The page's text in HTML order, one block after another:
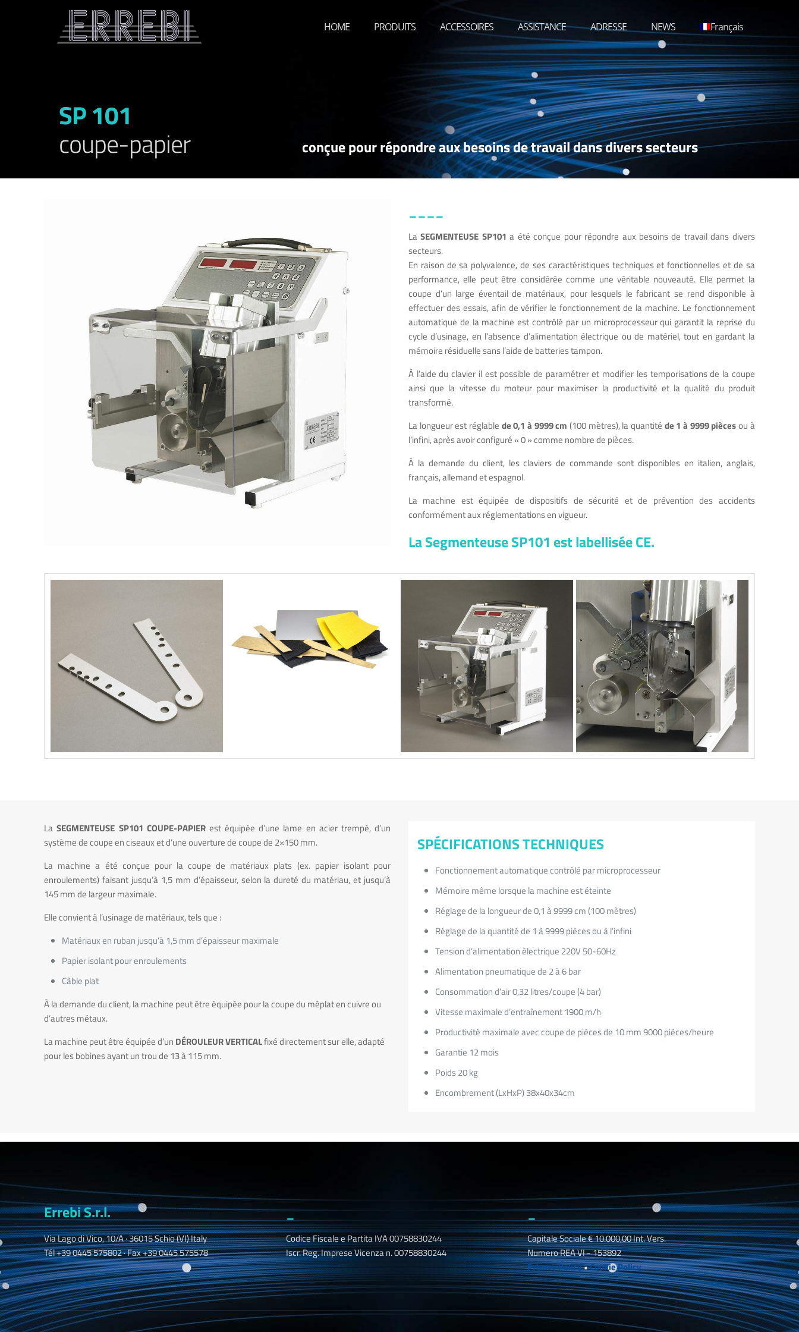
HOME PRODUITS ACCESSOIRES ASSISTANCE ADRESSE NEWS Français
SP 101
coupe-papier conçue pour répondre aux besoins de travail dans divers secteurs
LaSEGMENTEUSE SP101 a été conçue pour répondre aux besoins de travail dans divers
secteurs.
En raison de sa polyvalence, de ses caractéristiques techniques et fonctionnelles et de sa
performance, elle peut être considérée comme une véritable nouveauté. Elle permet la
coupe d’un large éventail de matériaux, pour lesquels le fabricant se rend disponible à
effectuer des essais, afin de vérifier le fonctionnement de la machine. Le fonctionnement
automatique de la machine est contrôlé par un microprocesseur qui garantit la reprise du
cycle d’usinage, en l’absence d’alimentation électrique ou de matériel, tout en gardant la
mémoire résiduelle sans l’aide de batteries tampon.
À l’aide du clavier il est possible de paramétrer et modifier les temporisations de la coupe
ainsi que la vitesse du moteur pour maximiser la productivité et la qualité du produit
transformé.
La longueur est réglable de 0,1 à 9999 cm (100 mètres), la quantité de 1 à 9999 piècesou à
l’infini, après avoir configuré « 0 » comme nombre de pièces.
À la demande du client, les claviers de commande sont disponibles en italien, anglais,
français, allemand et espagnol.
La machine est équipée de dispositifs de sécurité et de prévention des accidents
conformément aux réglementations en vigueur.
La Segmenteuse SP101 est labellisée CE.
LaSEGMENTEUSE SP101 COUPE-PAPIERest équipée d’une lame en acier trempé, d’un
système de coupe en ciseaux et d’une ouverture de coupe de 2×150 mm.
La machine a été conçue pour la coupe de matériaux plats (ex. papier isolant pour
enroulements) faisant jusqu’à 1,5 mm d’épaisseur, selon la dureté du matériau, et jusqu’à
145 mm de largeur maximale.
Elle convient à l’usinage de matériaux, tels que :
Matériaux en ruban jusqu’à 1,5 mm d’épaisseur maximale
Papier isolant pour enroulements
Câble plat
À la demande du client, la machine peut être équipée pour la coupe du méplat en cuivre ou
d’autres métaux.
La machine peut être équipée d’un DÉROULEUR VERTICALfixé directement sur elle, adapté
pour les bobines ayant un trou de 13 à 115 mm.
SPÉCIFICATIONS TECHNIQUES
Fonctionnement automatique contrôlé par microprocesseur
Mémoire même lorsque la machine est éteinte
Réglage de la longueur de 0,1 à 9999 cm (100 mètres)
Réglage de la quantité de 1 à 9999 pièces ou à l’infini
Tension d’alimentation électrique 220V 50-60Hz
Alimentation pneumatique de 2 à 6 bar
Consommation d’air 0,32 litres/coupe (4 bar)
Vitesse maximale d’entraînement 1900 m/h
Productivité maximale avec coupe de pièces de 10 mm 9000 pièces/heure
Garantie 12 mois
Poids 20 kg
Encombrement (LxHxP) 38x40x34cm
Errebi S.r.l.
Via Lago di Vico, 10/A · 36015 Schio (VI) Italy
Tél +39 0445 575802 · Fax +39 0445 575578
_
Codice Fiscale e Partita IVA 00758830244
Iscr. Reg. Imprese Vicenza n. 00758830244
_
Capitale Sociale € 10.000,00 Int. Vers.
Numero REA VI - 153892
Privacy Policy•Cookie Policy